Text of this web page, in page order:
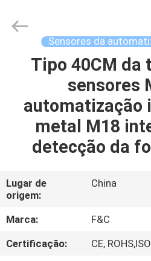
CASA
PRODUTOS
SOBRE
EXCURSÃO
DA
FÁBRICA
fornecedor.
Copyright
Reserved.
Sensores da
Tipo 40CM da
sensores
automatização
metal M18
detecção da
Lugar de
origem:
China
Marca:
F&C
Certificação:
CE, ROHS,ISO